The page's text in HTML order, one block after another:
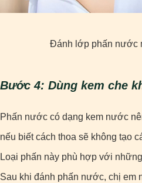
Đánh lớp phấn nước
Bước 4: Dùng kem che
Phấn nước có dạng kem nước
nếu biết cách thoa sẽ không tạo
Loại phấn này phù hợp với
Sau khi đánh phấn nước, chị em